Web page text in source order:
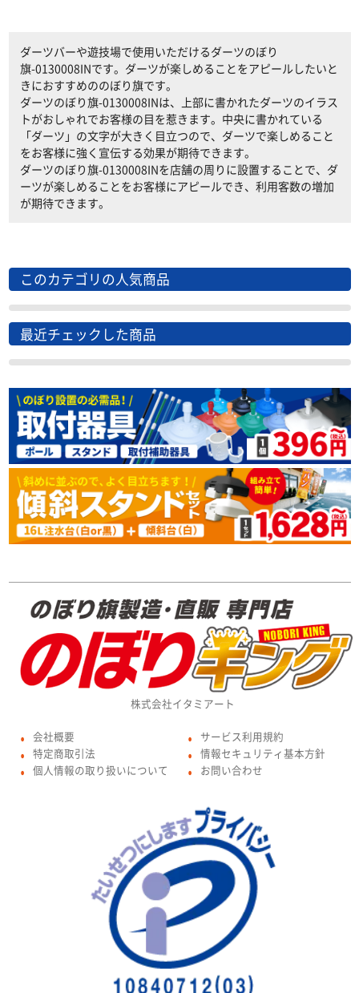
ダーツバーや遊技場で使用いただけるダーツのぼり
旗-0130008INです。ダーツが楽しめることをアピールしたいと
きにおすすめののぼり旗です。
ダーツのぼり旗-0130008INは、上部に書かれたダーツのイラス
トがおしゃれでお客様の目を惹きます。中央に書かれている
「ダーツ」の文字が大きく目立つので、ダーツで楽しめること
をお客様に強く宣伝する効果が期待できます。
ダーツのぼり旗-0130008INを店舗の周りに設置することで、ダ
ーツが楽しめることをお客様にアピールでき、利用客数の増加
が期待できます。
このカテゴリの人気商品
最近チェックした商品
株式会社イタミアート
● 会社概要
● 特定商取引法
● 個人情報の取り扱いについて
● サービス利用規約
● 情報セキュリティ基本方針
● お問い合わせ